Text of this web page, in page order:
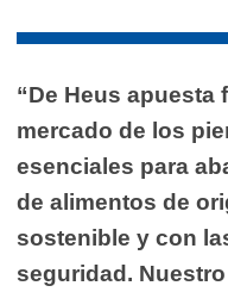
“De Heus apuesta
mercado de los
esenciales para
de alimentos de
sostenible y con
seguridad.